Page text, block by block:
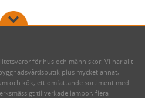
för hus och människor. Vi har allt
plus mycket annat,
och kök, ett omfattande sortiment med
tillverkade lampor, flera